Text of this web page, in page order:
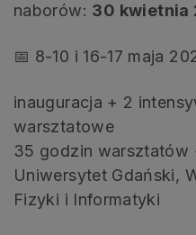
naborów: 30 kwietnia
📅 8-10 i 16-17 maja
inauguracja + 2
warsztatowe
35 godzin warsztatów
Uniwersytet Gdański,
Fizyki i Informatyki